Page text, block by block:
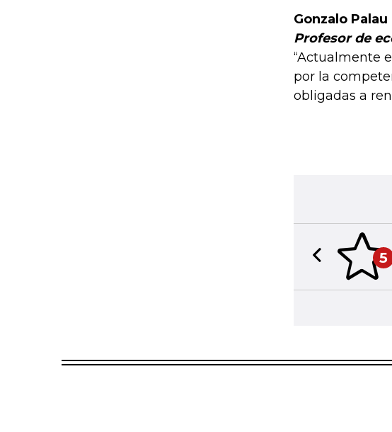
Gonzalo Palau
Profesor de
“Actualmente
por la
obligadas a
5
Previous slide